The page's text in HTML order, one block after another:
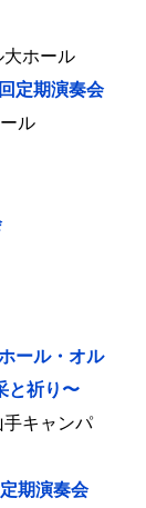
ホール
定期演奏会
ル
ール・オル
と祈り〜
キャンパ
期演奏会